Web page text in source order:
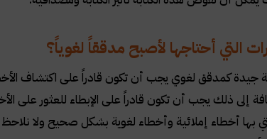
التي أحتاجها لأصبح مدققاً لغوياً؟
جيدة كمدقق لغوي يجب أن تكون قادراً على اكتشاف
إلى ذلك يجب أن تكون قادراً على الإبطاء للعثور على
بها أخطاء إملائية وأخطاء لغوية بشكل صحيح ولا